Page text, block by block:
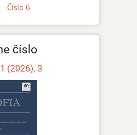
Číslo 6
číslo
(2026), 3